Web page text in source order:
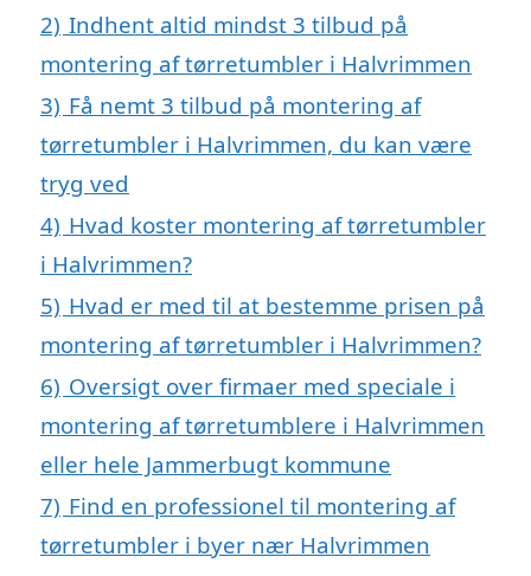
2) Indhent altid mindst 3 tilbud på
montering af tørretumbler i Halvrimmen
3) Få nemt 3 tilbud på montering af
tørretumbler i Halvrimmen, du kan være
tryg ved
4) Hvad koster montering af tørretumbler
i Halvrimmen?
5) Hvad er med til at bestemme prisen på
montering af tørretumbler i Halvrimmen?
6) Oversigt over firmaer med speciale i
montering af tørretumblere i Halvrimmen
eller hele Jammerbugt kommune
7) Find en professionel til montering af
tørretumbler i byer nær Halvrimmen